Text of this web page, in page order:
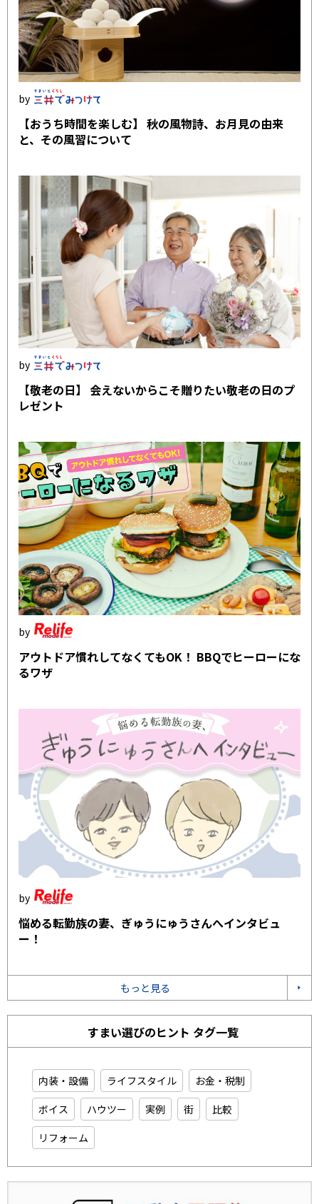
【おうち時間を楽しむ】 秋の風物詩、お月見の由来
と、その風習について
【敬老の日】 会えないからこそ贈りたい敬老の日のプ
レゼント
アウトドア慣れしてなくてもOK！ BBQでヒーローにな
るワザ
悩める転勤族の妻、ぎゅうにゅうさんへインタビュ
ー！
もっと見る
すまい選びのヒント タグ一覧
内装・設備 ライフスタイル
お金・税制
ボイス
ハウツー 実例 街
比較
リフォーム